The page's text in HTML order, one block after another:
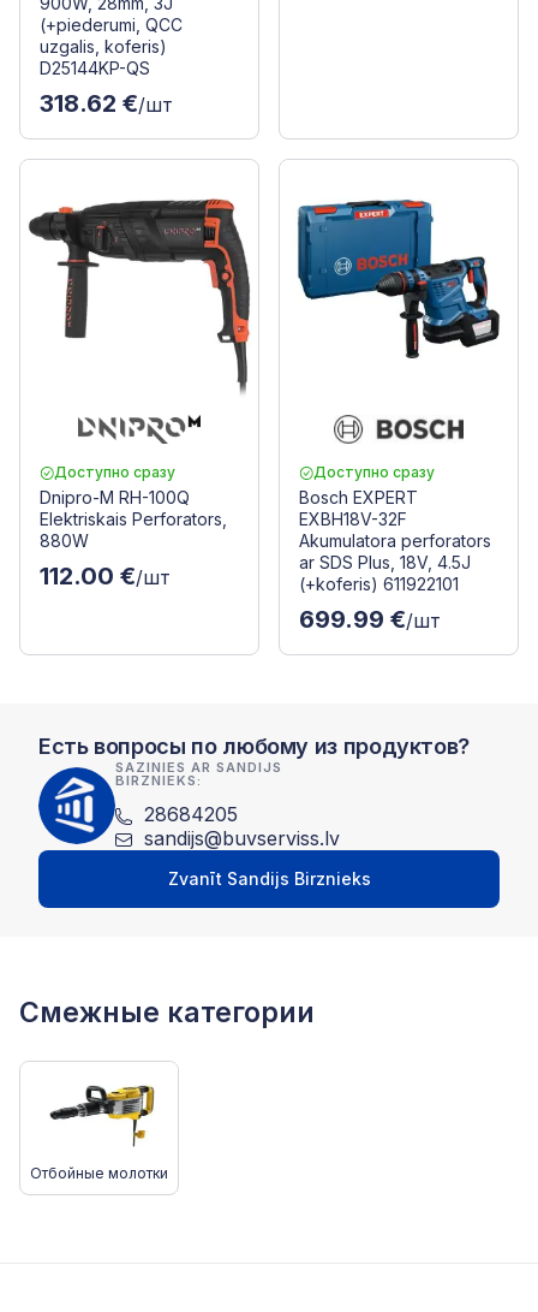
(+piederumi, QCC
uzgalis, koferis)
D25144KP-QS
318.62 €/шт
Доступно сразу
Dnipro-M RH-100Q
Elektriskais Perforators,
880W
112.00 €/шт
Доступно сразу
Bosch EXPERT
EXBH18V-32F
Akumulatora perforators
ar SDS Plus, 18V, 4.5J
(+koferis) 611922101
699.99 €/шт
Есть вопросы по любому из продуктов?
SAZINIES AR SANDIJS
BIRZNIEKS:
28684205
sandijs@buvserviss.lv
Zvanīt Sandijs Birznieks
Смежные категории
Отбойные молотки